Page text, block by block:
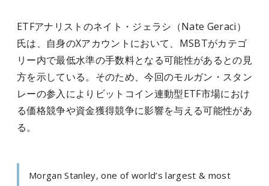
ETFアナリストのネイト・ジェラシ（Nate Geraci）
氏は、自身のXアカウントにおいて、MSBTがカテゴ
リー内で最低水準の手数料となる可能性があるとの見
方を示している。そのため、今回のモルガン・スタン
レーの参入によりビットコイン連動型ETF市場におけ
る価格競争や資金獲得競争に影響を与える可能性があ
る。
Morgan Stanley, one of world’s largest & most